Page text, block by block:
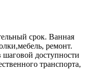
срок. Ванная
ремонт.
доступности
транспорта,